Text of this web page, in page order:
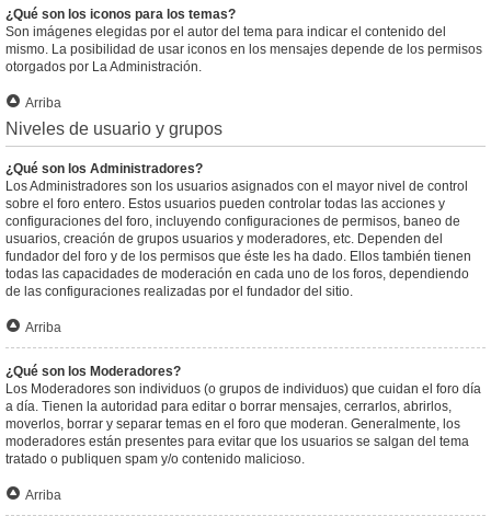
¿Qué son los iconos para los temas?
Son imágenes elegidas por el autor del tema para indicar el contenido del
mismo. La posibilidad de usar iconos en los mensajes depende de los permisos
otorgados por La Administración.
Arriba
Niveles de usuario y grupos
¿Qué son los Administradores?
Los Administradores son los usuarios asignados con el mayor nivel de control
sobre el foro entero. Estos usuarios pueden controlar todas las acciones y
configuraciones del foro, incluyendo configuraciones de permisos, baneo de
usuarios, creación de grupos usuarios y moderadores, etc. Dependen del
fundador del foro y de los permisos que éste les ha dado. Ellos también tienen
todas las capacidades de moderación en cada uno de los foros, dependiendo
de las configuraciones realizadas por el fundador del sitio.
Arriba
¿Qué son los Moderadores?
Los Moderadores son individuos (o grupos de individuos) que cuidan el foro día
a día. Tienen la autoridad para editar o borrar mensajes, cerrarlos, abrirlos,
moverlos, borrar y separar temas en el foro que moderan. Generalmente, los
moderadores están presentes para evitar que los usuarios se salgan del tema
tratado o publiquen spam y/o contenido malicioso.
Arriba